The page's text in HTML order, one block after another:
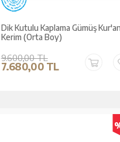
Dik Kutulu Kaplama Gümüş
Kerim (Orta Boy)
9.600,00 TL
7.680,00 TL